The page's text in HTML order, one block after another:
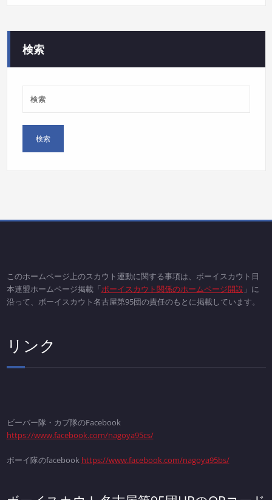
ー
検索
このホームページ上のスカウト運動に関する事項は、ボーイスカウト日
本連盟ホームページ掲載「ボーイスカウト関係のホームページ開設」に
沿って、ボーイスカウト名古屋第95団の責任のもとに掲載しています。
リンク
ビーバー隊・カブ隊のFacebook
https://www.facebook.com/nagoya95cs/
ボーイ隊のfacebook https://www.facebook.com/nagoya95bs/